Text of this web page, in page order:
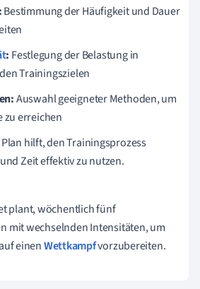
Bestimmung der Häufigkeit und Dauer
: Festlegung der Belastung in
Trainingszielen
Auswahl geeigneter Methoden, um
zu erreichen
hilft, den Trainingsprozess
Zeit effektiv zu nutzen.
plant, wöchentlich fünf
mit wechselnden Intensitäten, um
einenWettkampfvorzubereiten.